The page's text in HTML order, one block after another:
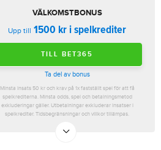
VÄLKOMSTBONUS
Upp till 1500 kr i spelkrediter
TILL BET365
Ta del av bonus
Minsta insats 50 kr och krav på 1x fastställt spel för att få
spelkrediterna. Minsta odds, spel och betalningsmetod
exkluderingar gäller. Utbetalningar exkluderar insatser i
spelkrediter. Tidsbegränsningar och villkor tillämpas.